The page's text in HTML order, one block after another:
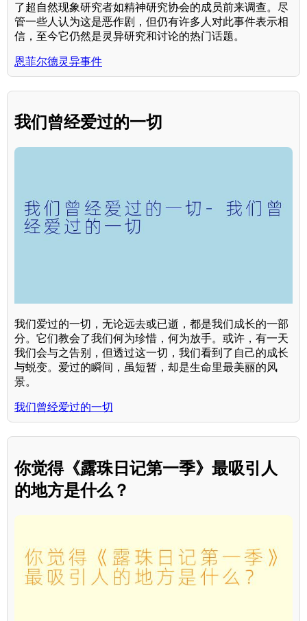
了超自然现象研究者如精神研究协会的成员前来调查。尽
管一些人认为这是恶作剧，但仍有许多人对此事件表示相
信，至今它仍然是灵异研究和讨论的热门话题。
恩菲尔德灵异事件
我们曾经爱过的一切
我们爱过的一切，无论远去或已逝，都是我们成长的一部
分。它们教会了我们何为珍惜，何为放手。或许，有一天
我们会与之告别，但透过这一切，我们看到了自己的成长
与蜕变。爱过的瞬间，虽短暂，却是生命里最美丽的风
景。
我们曾经爱过的一切
你觉得《露珠日记第一季》最吸引人
的地方是什么？